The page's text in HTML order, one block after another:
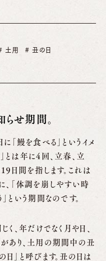
土用 丑の日
せ期間。
「鰻を食べる」というイメ
とは年に4回、立春、立
日間を指します。これは
、「体調を崩しやすい時
という期間なのです。
く、年だけでなく月や日、
あり、土用の期間中の丑
」と呼びます。丑の日は